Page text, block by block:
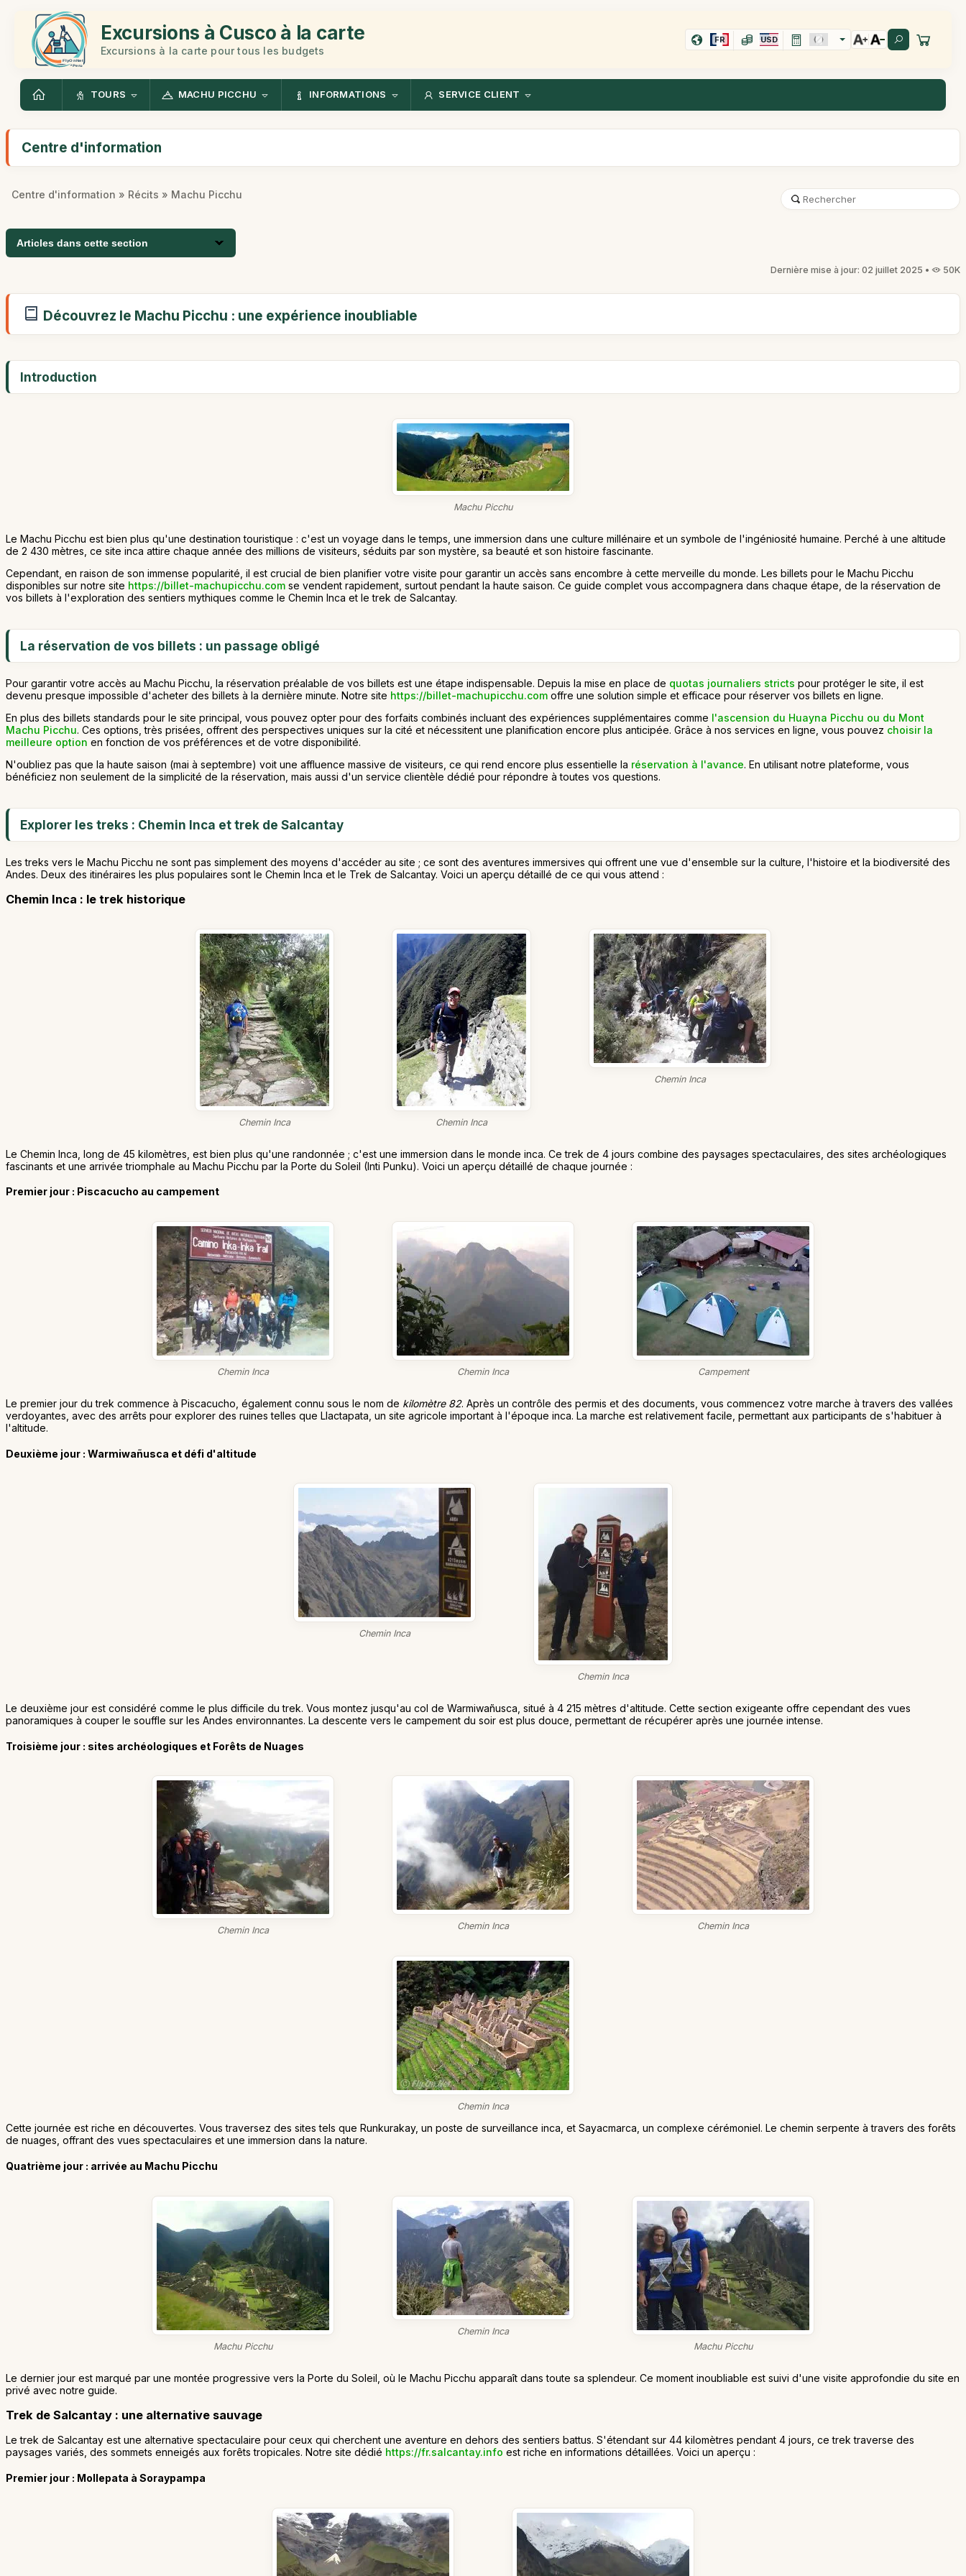
Excursions à Cusco à la carte
Excursions à la carte pour tous les budgets
FR USD
TOURS MACHU PICCHU INFORMATIONS SERVICE CLIENT
Centre d'information
Centre d'information » Récits » Machu Picchu
Articles dans cette section
Dernière mise à jour: 02 juillet 2025 • 50K
Découvrez le Machu Picchu : une expérience inoubliable
Introduction
Machu Picchu
Le Machu Picchu est bien plus qu'une destination touristique : c'est un voyage dans le temps, une immersion dans une culture millénaire et un symbole de l'ingéniosité humaine. Perché à une altitude
de 2 430 mètres, ce site inca attire chaque année des millions de visiteurs, séduits par son mystère, sa beauté et son histoire fascinante.
Cependant, en raison de son immense popularité, il est crucial de bien planifier votre visite pour garantir un accès sans encombre à cette merveille du monde. Les billets pour le Machu Picchu
disponibles sur notre site https://billet-machupicchu.com se vendent rapidement, surtout pendant la haute saison. Ce guide complet vous accompagnera dans chaque étape, de la réservation de
vos billets à l'exploration des sentiers mythiques comme le Chemin Inca et le trek de Salcantay.
La réservation de vos billets : un passage obligé
Pour garantir votre accès au Machu Picchu, la réservation préalable de vos billets est une étape indispensable. Depuis la mise en place de quotas journaliers stricts pour protéger le site, il est
devenu presque impossible d'acheter des billets à la dernière minute. Notre site https://billet-machupicchu.com offre une solution simple et efficace pour réserver vos billets en ligne.
En plus des billets standards pour le site principal, vous pouvez opter pour des forfaits combinés incluant des expériences supplémentaires comme l'ascension du Huayna Picchu ou du Mont
Machu Picchu. Ces options, très prisées, offrent des perspectives uniques sur la cité et nécessitent une planification encore plus anticipée. Grâce à nos services en ligne, vous pouvez choisir la
meilleure option en fonction de vos préférences et de votre disponibilité.
N'oubliez pas que la haute saison (mai à septembre) voit une affluence massive de visiteurs, ce qui rend encore plus essentielle la réservation à l'avance. En utilisant notre plateforme, vous
bénéficiez non seulement de la simplicité de la réservation, mais aussi d'un service clientèle dédié pour répondre à toutes vos questions.
Explorer les treks : Chemin Inca et trek de Salcantay
Les treks vers le Machu Picchu ne sont pas simplement des moyens d'accéder au site ; ce sont des aventures immersives qui offrent une vue d'ensemble sur la culture, l'histoire et la biodiversité des
Andes. Deux des itinéraires les plus populaires sont le Chemin Inca et le Trek de Salcantay. Voici un aperçu détaillé de ce qui vous attend :
Chemin Inca : le trek historique
Chemin Inca Chemin Inca
Chemin Inca
Le Chemin Inca, long de 45 kilomètres, est bien plus qu'une randonnée ; c'est une immersion dans le monde inca. Ce trek de 4 jours combine des paysages spectaculaires, des sites archéologiques
fascinants et une arrivée triomphale au Machu Picchu par la Porte du Soleil (Inti Punku). Voici un aperçu détaillé de chaque journée :
Premier jour : Piscacucho au campement
Chemin Inca Chemin Inca Campement
Le premier jour du trek commence à Piscacucho, également connu sous le nom de kilomètre 82. Après un contrôle des permis et des documents, vous commencez votre marche à travers des vallées
verdoyantes, avec des arrêts pour explorer des ruines telles que Llactapata, un site agricole important à l'époque inca. La marche est relativement facile, permettant aux participants de s'habituer à
l'altitude.
Deuxième jour : Warmiwañusca et défi d'altitude
Chemin Inca
Chemin Inca
Le deuxième jour est considéré comme le plus difficile du trek. Vous montez jusqu'au col de Warmiwañusca, situé à 4 215 mètres d'altitude. Cette section exigeante offre cependant des vues
panoramiques à couper le souffle sur les Andes environnantes. La descente vers le campement du soir est plus douce, permettant de récupérer après une journée intense.
Troisième jour : sites archéologiques et Forêts de Nuages
Chemin Inca Chemin Inca Chemin Inca
Chemin Inca
Cette journée est riche en découvertes. Vous traversez des sites tels que Runkurakay, un poste de surveillance inca, et Sayacmarca, un complexe cérémoniel. Le chemin serpente à travers des forêts
de nuages, offrant des vues spectaculaires et une immersion dans la nature.
Quatrième jour : arrivée au Machu Picchu
Machu Picchu
Chemin Inca
Machu Picchu
Le dernier jour est marqué par une montée progressive vers la Porte du Soleil, où le Machu Picchu apparaît dans toute sa splendeur. Ce moment inoubliable est suivi d'une visite approfondie du site en
privé avec notre guide.
Trek de Salcantay : une alternative sauvage
Le trek de Salcantay est une alternative spectaculaire pour ceux qui cherchent une aventure en dehors des sentiers battus. S'étendant sur 44 kilomètres pendant 4 jours, ce trek traverse des
paysages variés, des sommets enneigés aux forêts tropicales. Notre site dédié https://fr.salcantay.info est riche en informations détaillées. Voici un aperçu :
Premier jour : Mollepata à Soraypampa